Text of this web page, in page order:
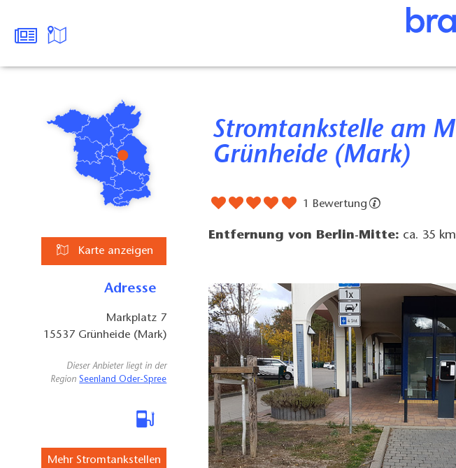
Karte anzeigen
Adresse
Markplatz 7
15537 Grünheide (Mark)
Dieser Anbieter liegt in der
RegionSeenland Oder-Spree
Mehr Stromtankstellen
Stromtankstelle am Marktplatz
Grünheide (Mark)
1 Bewertung
Entfernung von Berlin-Mitte: ca. 35 km